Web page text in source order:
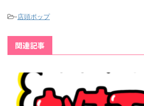
-店頭ポップ
関連記事